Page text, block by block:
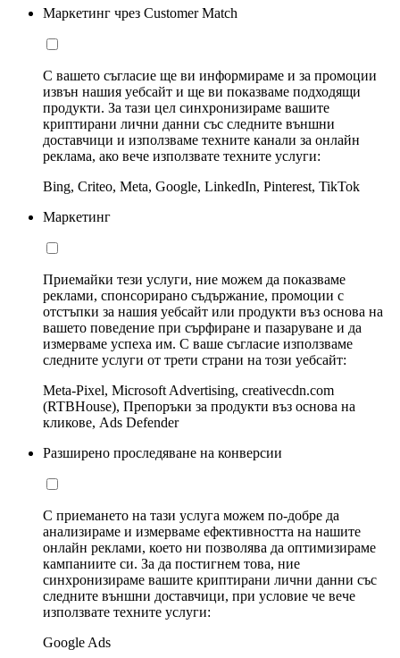
Маркетинг чрез Customer Match
С вашето съгласие ще ви информираме и за промоции
извън нашия уебсайт и ще ви показваме подходящи
продукти. За тази цел синхронизираме вашите
криптирани лични данни със следните външни
доставчици и използваме техните канали за онлайн
реклама, ако вече използвате техните услуги:
Bing, Criteo, Meta, Google, LinkedIn, Pinterest, TikTok
Маркетинг
Приемайки тези услуги, ние можем да показваме
реклами, спонсорирано съдържание, промоции с
отстъпки за нашия уебсайт или продукти въз основа на
вашето поведение при сърфиране и пазаруване и да
измерваме успеха им. С ваше съгласие използваме
следните услуги от трети страни на този уебсайт:
Meta-Pixel, Microsoft Advertising, creativecdn.com
(RTBHouse), Препоръки за продукти въз основа на
кликове, Ads Defender
Разширено проследяване на конверсии
С приемането на тази услуга можем по-добре да
анализираме и измерваме ефективността на нашите
онлайн реклами, което ни позволява да оптимизираме
кампаниите си. За да постигнем това, ние
синхронизираме вашите криптирани лични данни със
следните външни доставчици, при условие че вече
използвате техните услуги:
Google Ads